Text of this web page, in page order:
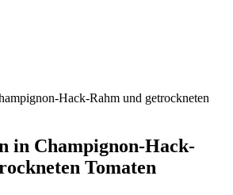
in Champignon-Hack-
Tomaten